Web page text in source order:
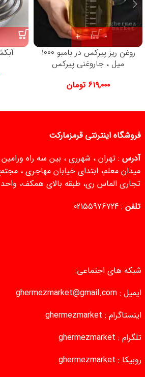
روغن ریز پیرکس در بامبو ۱۰۰۰
میل ، جاروغنی پیرکس
۶۱۹,۰۰۰ تومان
فروشگاه اینترنتی قرمزمارکت
آدرس : تهران ، شهرری ، بین سه راه
میدان معلم، ابتدای خیابان مهاجری ،
تجاری الماس ری، طبقه بالای همکف، واحد ۱۱۲
تلفن :
02155976724
شبکه های اجتماعی:
ایمیل : ghermezmarket@gmail.com
اینستاگرام : ghermezmarket
تلگرام : ghermezmarket
روبیکا : ghermezmarket